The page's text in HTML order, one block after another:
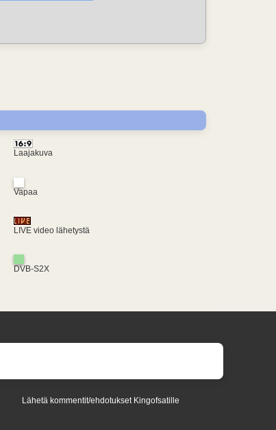
Laajakuva
Vapaa
LIVE video lähetystä
DVB-S2X
Lähetä kommentit/ehdotukset Kingofsatille